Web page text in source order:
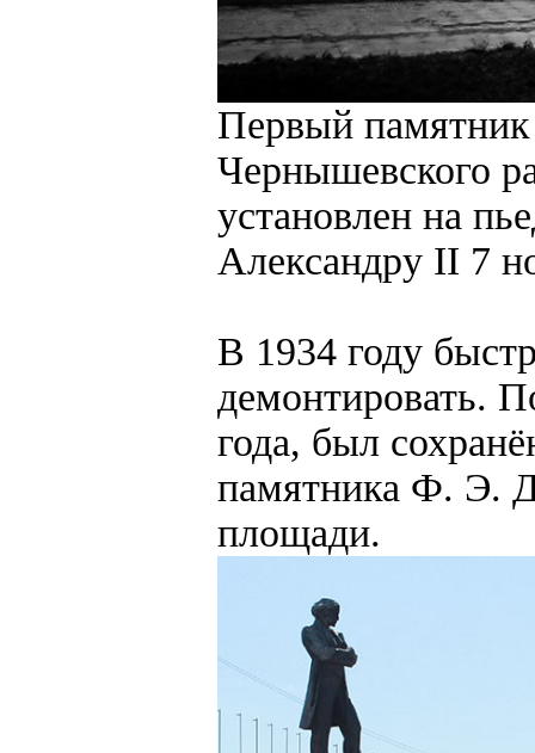
Первый
Чернышевского
установлен на
Александру II 7
В 1934 году
демонтировать.
года, был
памятника Ф. Э.
площади.